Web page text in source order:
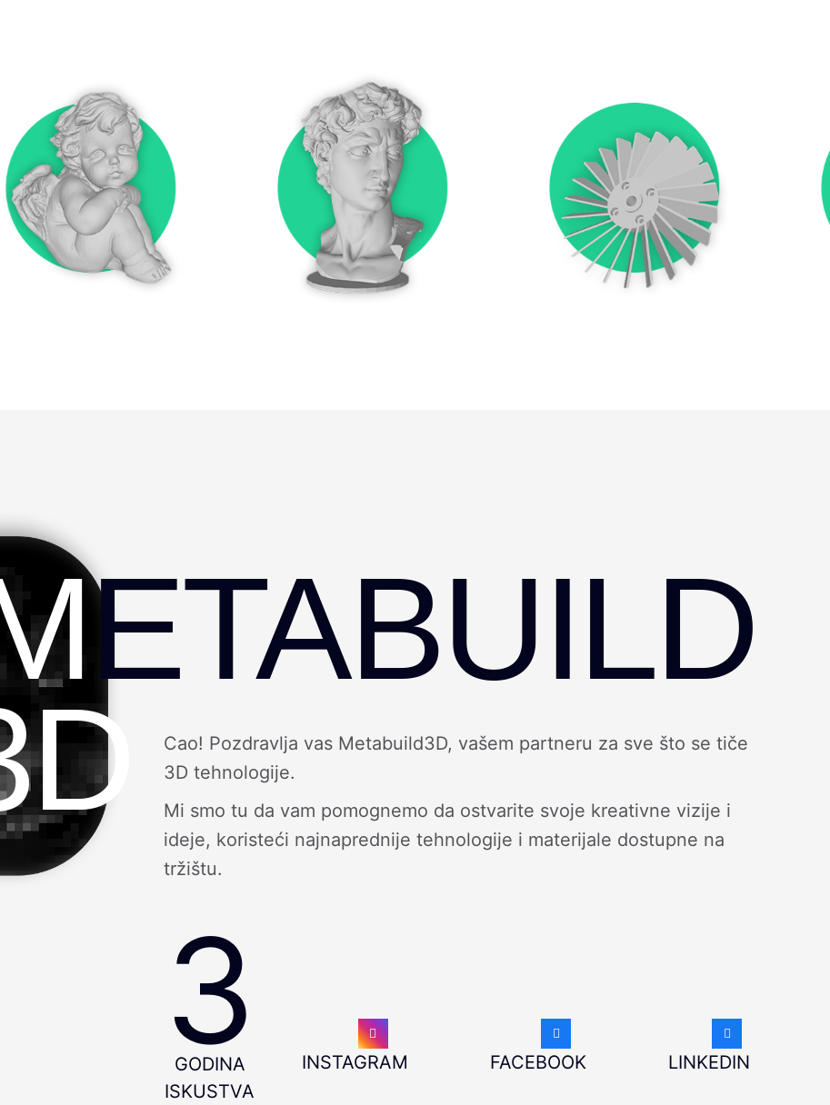
ETABUILD
Cao! Pozdravlja vas Metabuild3D, vašem partneru za sve što se tiče
3D tehnologije.
Mi smo tu da vam pomognemo da ostvarite svoje kreativne vizije i
ideje, koristeći najnaprednije tehnologije i materijale dostupne na
tržištu.
3
GODINA
ISKUSTVA
INSTAGRAM FACEBOOK LINKEDIN